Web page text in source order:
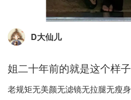
D大仙儿
姐二十年前的就是这个样子
老规矩无美颜无滤镜无拉腿无瘦身